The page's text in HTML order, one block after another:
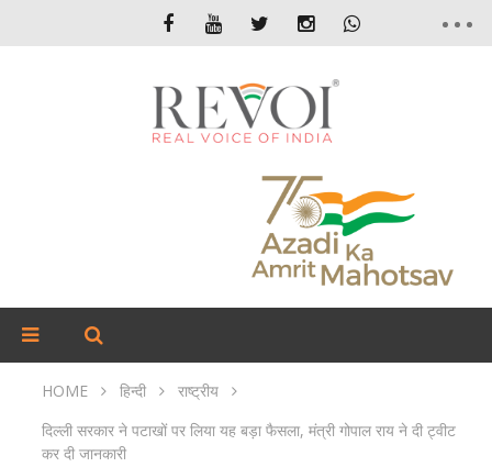
HOME हिन्दी
राष्ट्रीय
दिल्ली सरकार ने पटाखों पर लिया यह बड़ा फैसला, मंत्री गोपाल राय ने दी ट्वीट
कर दी जानकारी